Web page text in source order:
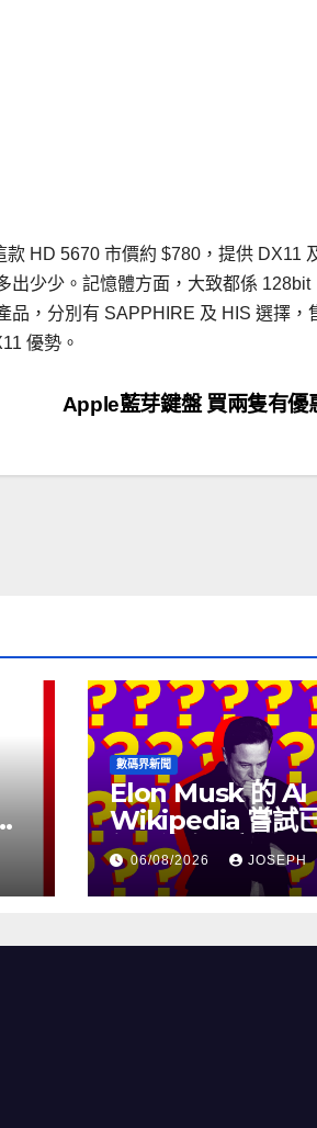
HD 5670 市價約 $780，提供 DX11
出少少。記憶體方面，大致都係 128bit
品，分別有 SAPPHIRE 及 HIS 選擇，
優勢。
Apple藍芽鍵盤 買兩隻有優
數碼界新聞
Elon Musk 的 AI
Wikipedia 嘗試
個月沒有更新了
06/08/2026 JOSEPH